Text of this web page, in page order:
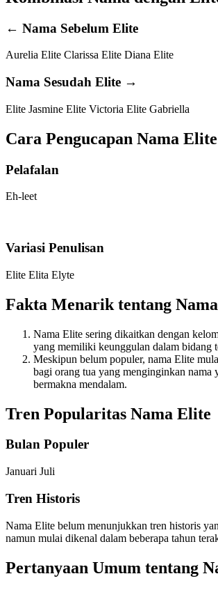
← Nama Sebelum Elite
Aurelia Elite Clarissa Elite Diana Elite
Nama Sesudah Elite →
Elite Jasmine Elite Victoria Elite Gabriella
Cara Pengucapan Nama Elite
Pelafalan
Eh-leet
Variasi Penulisan
Elite Elita Elyte
Fakta Menarik tentang
Nama Elite sering dikaitkan dengan
yang memiliki keunggulan dalam bidang
Meskipun belum populer, nama Elite
bagi orang tua yang menginginkan nama
bermakna mendalam.
Tren Popularitas Nama Elite
Bulan Populer
Januari Juli
Tren Historis
Nama Elite belum menunjukkan tren historis
namun mulai dikenal dalam beberapa tahun
Pertanyaan Umum tentang